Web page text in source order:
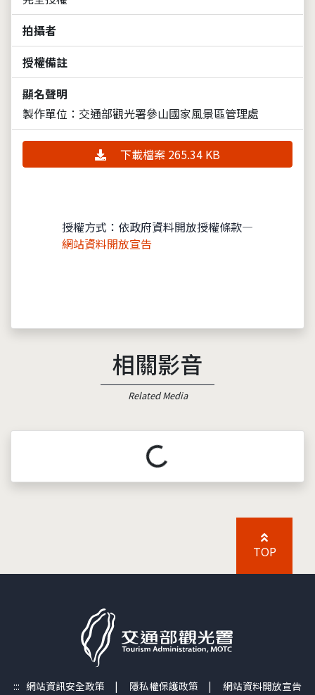
拍攝者
授權備註
顯名聲明
製作單位：交通部觀光署參山國家風景區管理處
下載檔案 265.34 KB
授權方式：依政府資料開放授權條款—
網站資料開放宣告
相關影音
Related Media
載入中...
TOP
::: 網站資訊安全政策 | 隱私權保護政策 | 網站資料開放宣告